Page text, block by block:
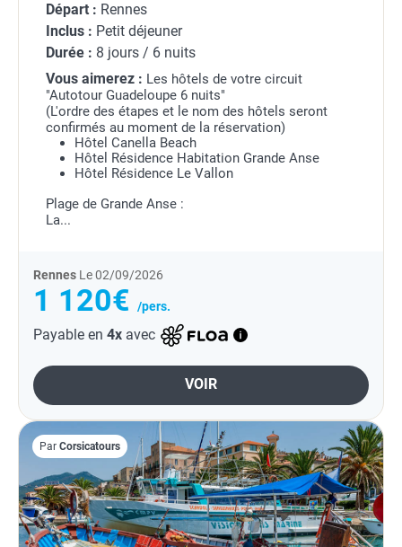
Départ : Rennes
Inclus : Petit déjeuner
Durée : 8 jours / 6 nuits
Vous aimerez : Les hôtels de votre circuit
"Autotour Guadeloupe 6 nuits"
(L'ordre des étapes et le nom des hôtels seront
confirmés au moment de la réservation)
Hôtel Canella Beach
Hôtel Résidence Habitation Grande Anse
Hôtel Résidence Le Vallon
Plage de Grande Anse :
La...
Rennes Le 02/09/2026
1 120€ /pers.
Payable en 4x avec
VOIR
Par Corsicatours